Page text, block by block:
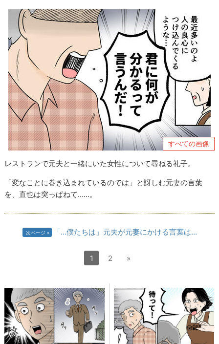
すべての画像
レストランで元夫と一緒にいた女性について尋ねる礼子。
「変なことに巻き込まれているのでは」と訝しむ元妻の言葉
を、直也は突っぱねて……。
次ページ 「…僕たちは」元夫が元妻にかける言葉は…
1 2 »